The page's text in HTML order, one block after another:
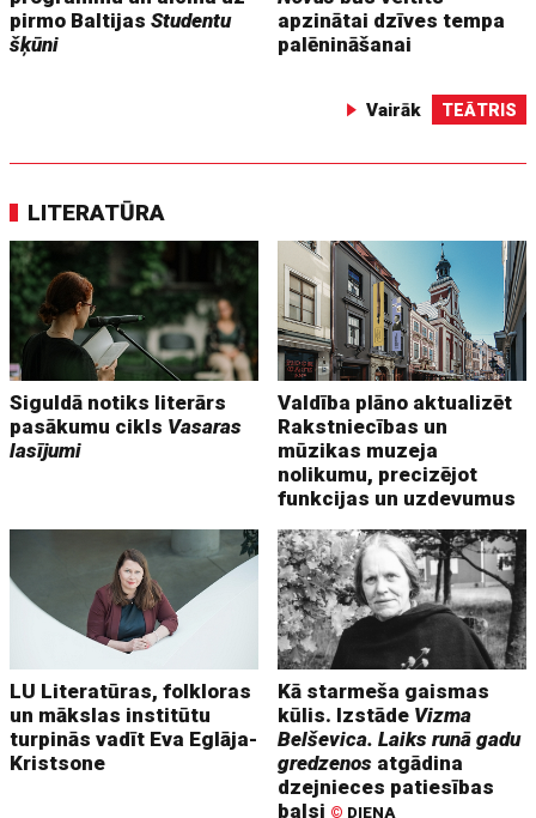
pirmo BaltijasStudentu
šķūni
apzinātai dzīves tempa
palēnināšanai
Vairāk TEĀTRIS
LITERATŪRA
Siguldā notiks literārs
pasākumu cikls Vasaras
lasījumi
Valdība plāno aktualizēt
Rakstniecības un
mūzikas muzeja
nolikumu, precizējot
funkcijas un uzdevumus
LU Literatūras, folkloras
un mākslas institūtu
turpinās vadīt Eva Eglāja-
Kristsone
Kā starmeša gaismas
kūlis. Izstāde Vizma
Belševica. Laiks runā gadu
gredzenos atgādina
dzejnieces patiesības
balsi © DIENA